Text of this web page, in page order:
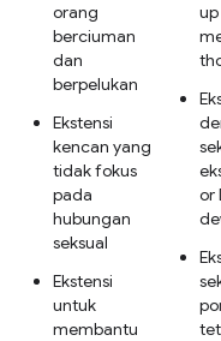
orang
berciuman
dan
berpelukan
Ekstensi
kencan yang
tidak fokus
pada
hubungan
seksual
Ekstensi
untuk
membantu
or